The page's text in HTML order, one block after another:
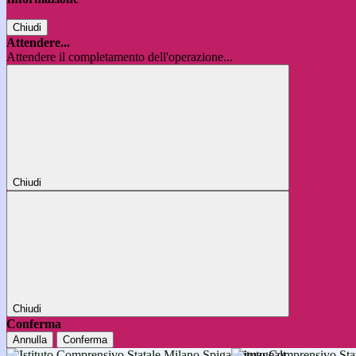
Chiudi
Attendere...
Attendere il completamento dell'operazione...
Chiudi
Chiudi
Conferma
Annulla Conferma